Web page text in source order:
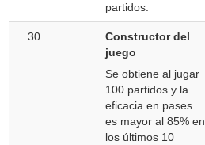
partidos.
30
Constructor del
juego
Se obtiene al jugar
100 partidos y la
eficacia en pases
es mayor al 85% en
los últimos 10